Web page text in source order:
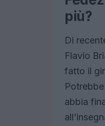
più?
Di
Flavio
fatto il
abbia